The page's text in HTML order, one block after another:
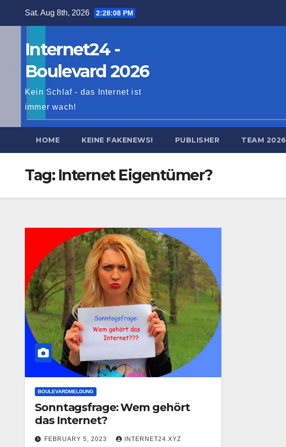
Sat. Aug 8th, 2026 2:28:09 PM
Internet24 -
Boulevard 2026
Kein Schlaf - das Internet ist
immer wach!
HOME KEINE FAKENEWS! PUBLISHER TEAM 2026
Tag: Internet Eigentümer?
BOULEVARDMELDUNG
Sonntagsfrage: Wem gehört
das Internet?
FEBRUARY 5, 2023 INTERNET24.XYZ